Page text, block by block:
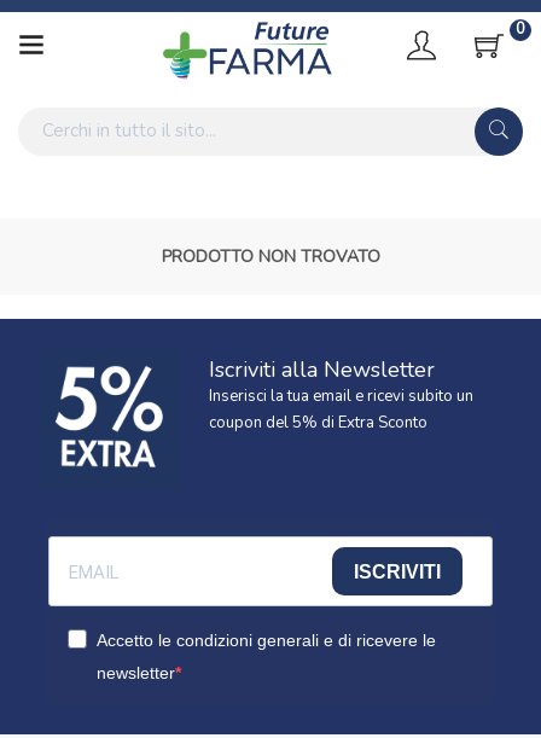
0
PRODOTTO NON TROVATO
Iscriviti alla Newsletter
Inserisci la tua email e ricevi subito un
coupon del 5% di Extra Sconto
ISCRIVITI
Accetto le condizioni generali e di ricevere le
newsletter